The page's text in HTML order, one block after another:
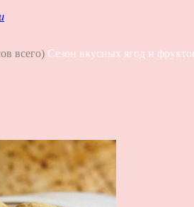
всего) Сезон вкусных ягод и